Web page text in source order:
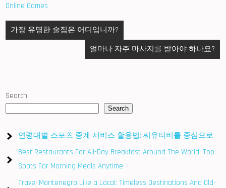
Online Games
Post
navigation
가장 유명한 술집은 어디입니까?
얼마나 자주 마사지를 받아야 하나요?
Search
Search
연령대별 스포츠 중계 서비스 활용법: 씨유티비를 중심으로
Best Restaurants For All-Day Breakfast Around The World: Top
Spots For Morning Meals Anytime
Travel Montenegro Like a Local: Timeless Destinations And Old-